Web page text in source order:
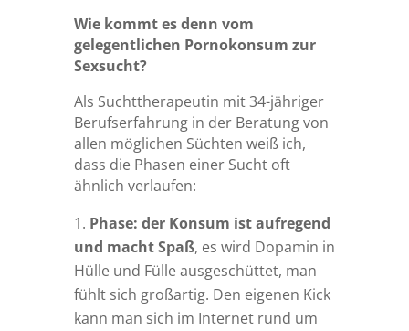
Wie kommt es denn vom
gelegentlichen Pornokonsum zur
Sexsucht?
Als Suchttherapeutin mit 34-jähriger
Berufserfahrung in der Beratung von
allen möglichen Süchten weiß ich,
dass die Phasen einer Sucht oft
ähnlich verlaufen:
Phase: der Konsum ist aufregend
und macht Spaß, es wird Dopamin in
Hülle und Fülle ausgeschüttet, man
fühlt sich großartig. Den eigenen Kick
kann man sich im Internet rund um